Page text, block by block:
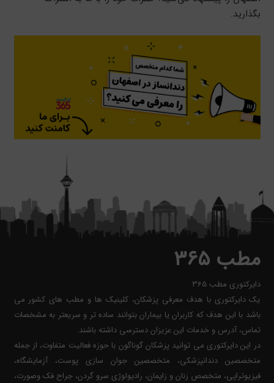
بگذارید.
مطب ۳۶۵
دایرکتوری مطب 365
یک دایرکتوری با هدف معرفی پزشکان، کلینیک ها و مطب های کشور می
باشد با این هدف که کاربران یا بیماران بتوانند ساده تر و سریعتر به مشخصات
تماس، آدرس و خدمات این عزیزان دسترسی داشته باشند.
در این دایرکتوری می توانید پزشکان گوناگون با حوزه فعالیت متفاوت، از جمله
متخصصین دندانپزشکی، متخصصین جوان سازی پوست، آزمایشگاه،
فیزیوتراپی، متخصص زنان و زایمان، رادیولوژی سرو گردن، جراح فک وصورت،